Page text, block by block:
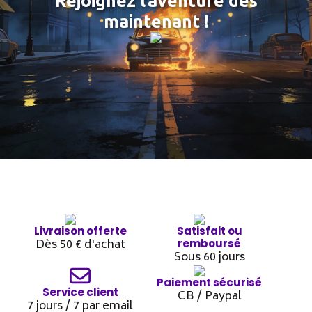
maintenant !
Livraison offerte
Dès 50 € d'achat
Satisfait ou
remboursé
Sous 60 jours
Service client
7 jours / 7 par email
Paiement sécurisé
CB / Paypal